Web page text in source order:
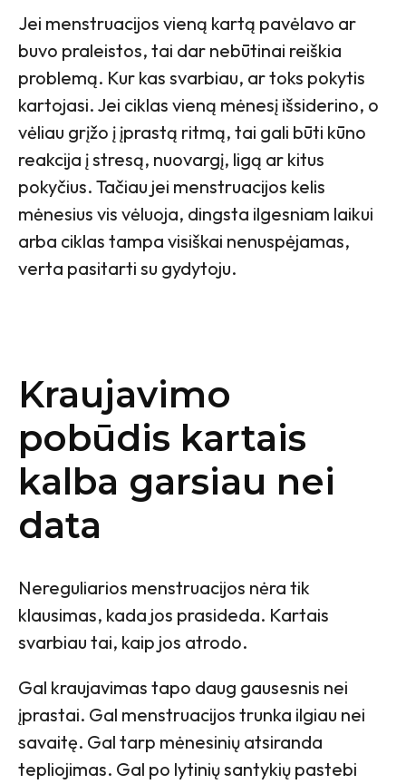
Jei menstruacijos vieną kartą pavėlavo ar
buvo praleistos, tai dar nebūtinai reiškia
problemą. Kur kas svarbiau, ar toks pokytis
kartojasi. Jei ciklas vieną mėnesį išsiderino, o
vėliau grįžo į įprastą ritmą, tai gali būti kūno
reakcija į stresą, nuovargį, ligą ar kitus
pokyčius. Tačiau jei menstruacijos kelis
mėnesius vis vėluoja, dingsta ilgesniam laikui
arba ciklas tampa visiškai nenuspėjamas,
verta pasitarti su gydytoju.
Kraujavimo
pobūdis kartais
kalba garsiau nei
data
Nereguliarios menstruacijos nėra tik
klausimas, kada jos prasideda. Kartais
svarbiau tai, kaip jos atrodo.
Gal kraujavimas tapo daug gausesnis nei
įprastai. Gal menstruacijos trunka ilgiau nei
savaitę. Gal tarp mėnesinių atsiranda
tepliojimas. Gal po lytinių santykių pastebi